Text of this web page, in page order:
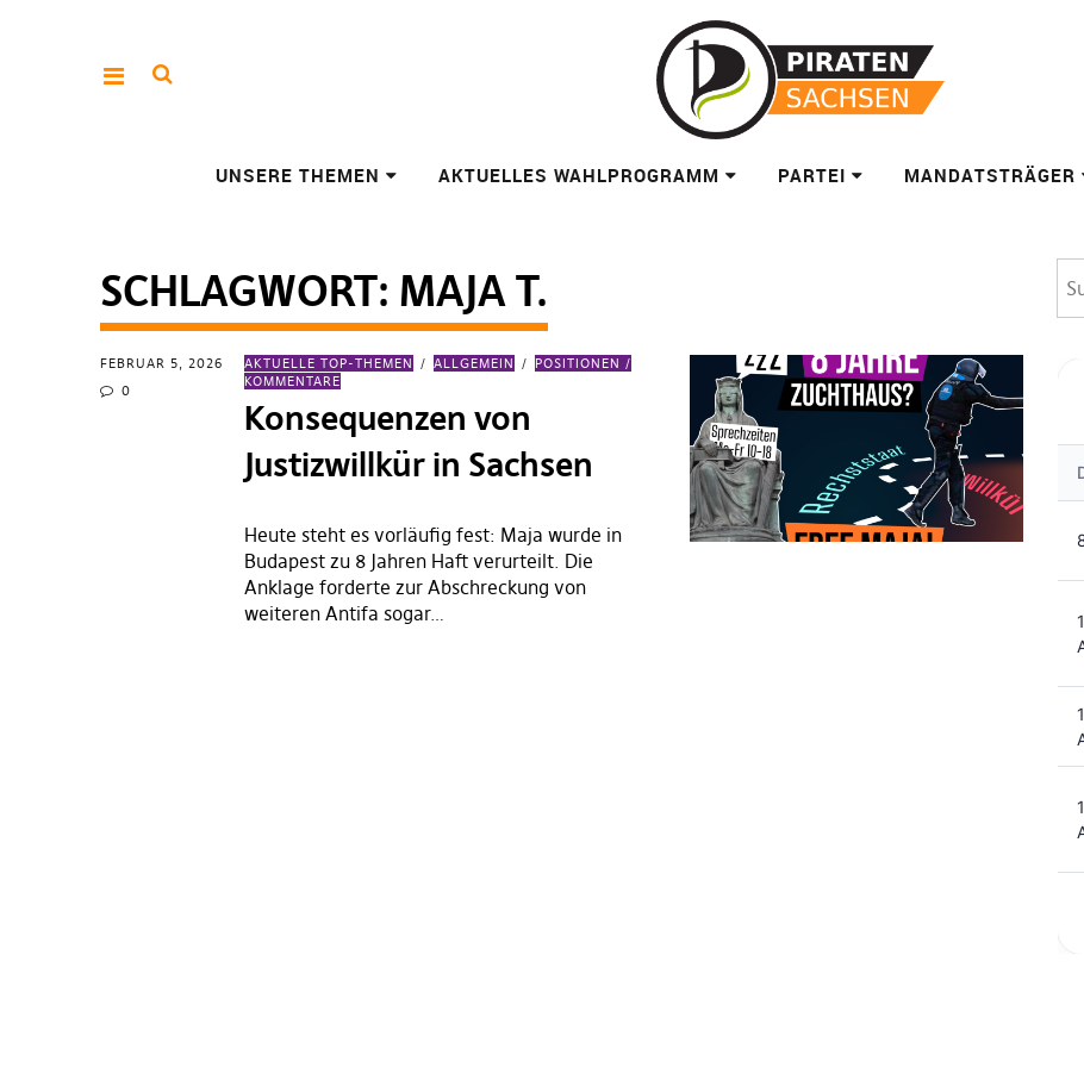
UNSERE THEMEN AKTUELLES WAHLPROGRAMM PARTEI MANDATSTRÄGER
SCHLAGWORT: MAJA T.
FEBRUAR 5, 2026
0
AKTUELLE TOP-THEMEN ALLGEMEIN
POSITIONEN /
KOMMENTARE
Konsequenzen von
Justizwillkür in Sachsen
Heute steht es vorläufig fest: Maja wurde in
Budapest zu 8 Jahren Haft verurteilt. Die
Anklage forderte zur Abschreckung von
weiteren Antifa sogar…